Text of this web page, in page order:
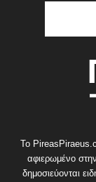
Το
αφιερωμένο
δημοσιεύονται